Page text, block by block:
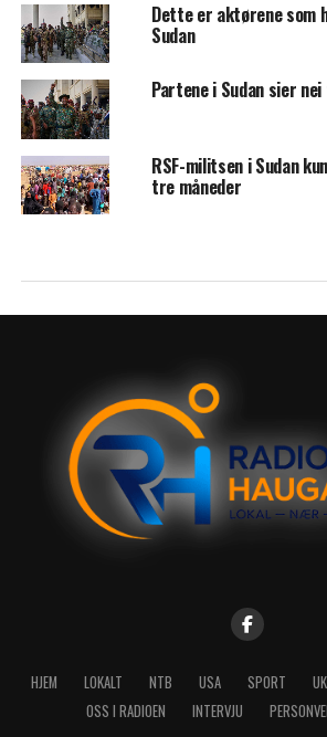
Dette er aktørene som
Sudan
Partene i Sudan sier
RSF-militsen i Sudan
tre måneder
HJEM LOKALT NTB USA SPORT
OSS I RADIOEN
INTERVJU